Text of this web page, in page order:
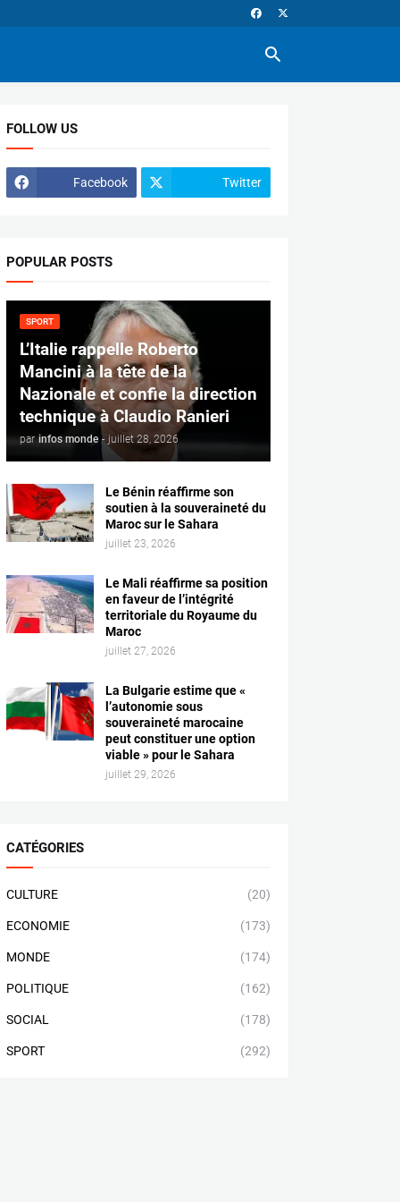
FOLLOW US
Facebook Twitter
POPULAR POSTS
SPORT
L’Italie rappelle Roberto
Mancini à la tête de la
Nazionale et confie la direction
technique à Claudio Ranieri
par infos monde - juillet 28, 2026
Le Bénin réaffirme son
soutien à la souveraineté du
Maroc sur le Sahara
juillet 23, 2026
Le Mali réaffirme sa position
en faveur de l’intégrité
territoriale du Royaume du
Maroc
juillet 27, 2026
La Bulgarie estime que «
l’autonomie sous
souveraineté marocaine
peut constituer une option
viable » pour le Sahara
juillet 29, 2026
CATÉGORIES
CULTURE (20)
ECONOMIE (173)
MONDE (174)
POLITIQUE (162)
SOCIAL (178)
SPORT (292)